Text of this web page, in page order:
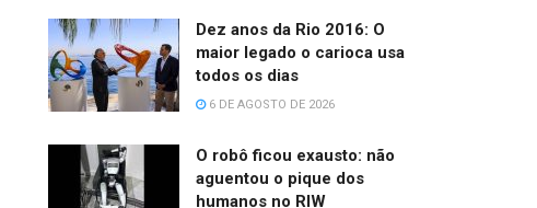
Dez anos da Rio 2016: O
maior legado o carioca usa
todos os dias
6 DE AGOSTO DE 2026
O robô ficou exausto: não
aguentou o pique dos
humanos no RIW